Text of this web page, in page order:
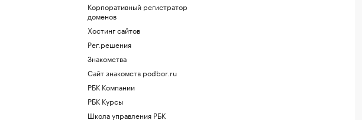
Корпоративный регистратор
доменов
Хостинг сайтов
Рег.решения
Знакомства
Сайт знакомств podbor.ru
РБК Компании
РБК Курсы
Школа управления РБК